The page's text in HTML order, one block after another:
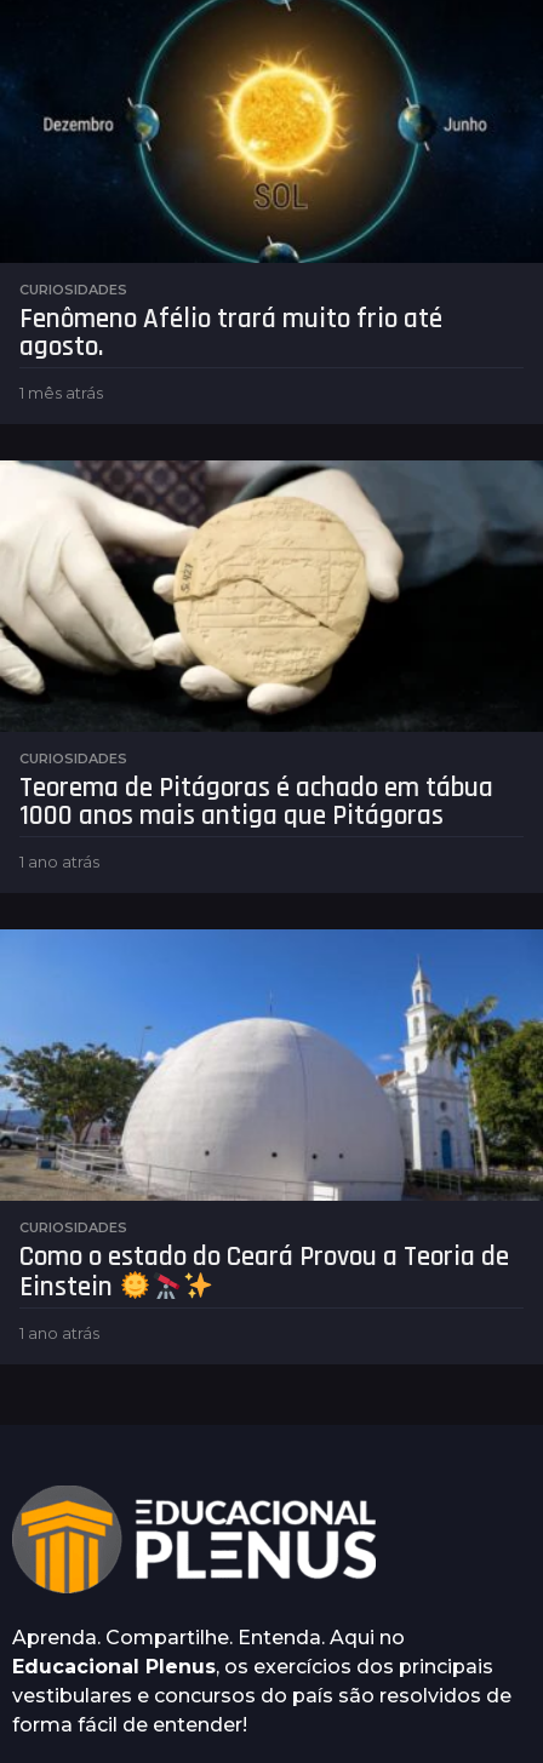
CURIOSIDADES
Fenômeno Afélio trará muito frio até
agosto.
1 mês atrás
s
a
r
á
s
CURIOSIDADES
Teorema de Pitágoras é achado em tábua
1000 anos mais antiga que Pitágoras
1 ano atrás
o
s
CURIOSIDADES
Como o estado do Ceará Provou a Teoria de
Einstein
1 ano atrás
á
s
Aprenda. Compartilhe. Entenda. Aqui no
Educacional Plenus, os exercícios dos principais
vestibulares e concursos do país são resolvidos de
forma fácil de entender!